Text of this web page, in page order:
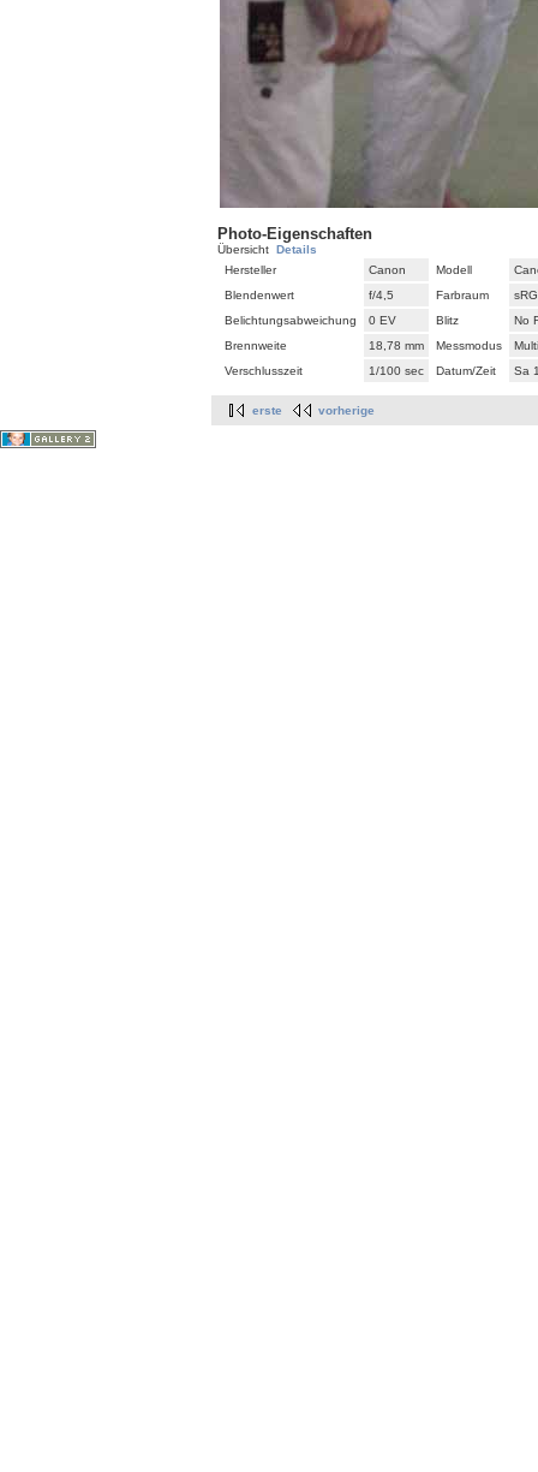
Photo-Eigenschaften
Übersicht Details
Hersteller
Canon Modell
Blendenwert
f/4,5 Farbraum
Belichtungsabweichung
0 EV Blitz
No
Brennweite
18,78 mm Messmodus
Verschlusszeit
1/100 sec Datum/Zeit Sa
erste vorherige